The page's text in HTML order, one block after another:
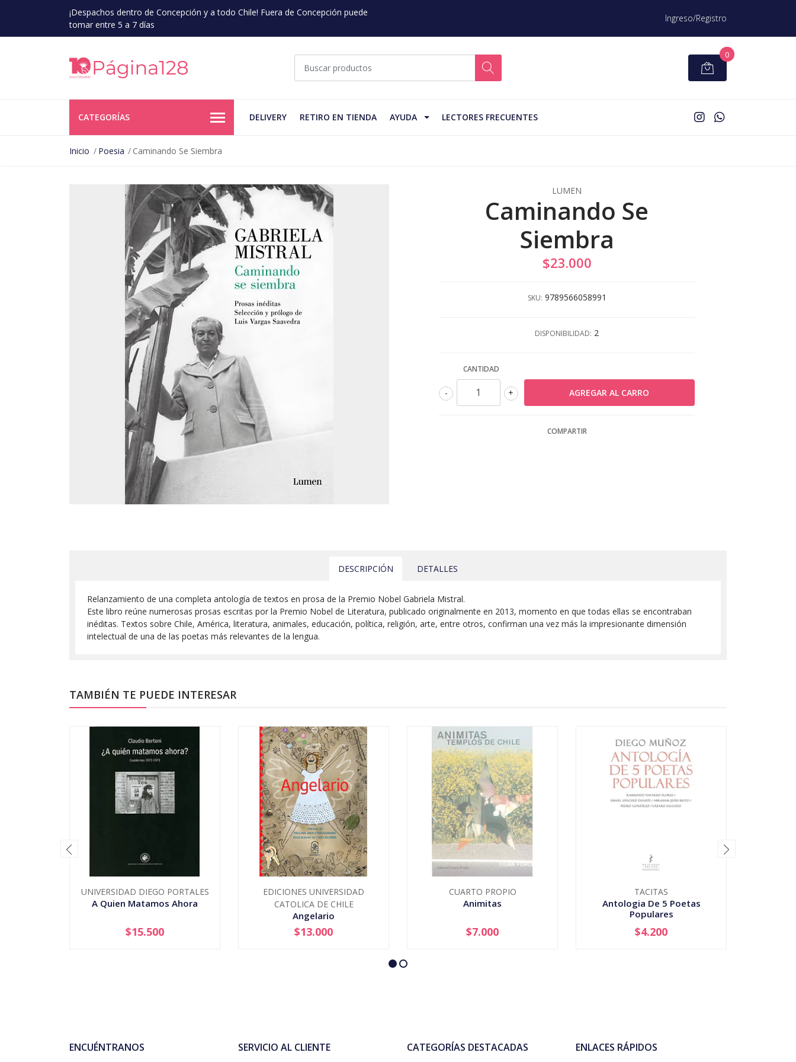
¡Despachos dentro de Concepción y a todo Chile! Fuera de Concepción puede
tomar entre 5 a 7 días
Ingreso/Registro
0
CATEGORÍAS DELIVERY RETIRO EN TIENDA AYUDA LECTORES FRECUENTES
Inicio Poesia Caminando Se Siembra
LUMEN
Caminando Se
Siembra
$23.000
SKU: 9789566058991
DISPONIBILIDAD: 2
CANTIDAD
+
-
COMPARTIR
DESCRIPCIÓN DETALLES
Relanzamiento de una completa antología de textos en prosa de la Premio Nobel Gabriela Mistral.
Este libro reúne numerosas prosas escritas por la Premio Nobel de Literatura, publicado originalmente en 2013, momento en que todas ellas se encontraban
inéditas. Textos sobre Chile, América, literatura, animales, educación, política, religión, arte, entre otros, confirman una vez más la impresionante dimensión
intelectual de una de las poetas más relevantes de la lengua.
TAMBIÉN TE PUEDE INTERESAR
UNIVERSIDAD DIEGO PORTALES
A Quien Matamos Ahora
+
$15.500
EDICIONES UNIVERSIDAD
CATOLICA DE CHILE
Angelario
+
$13.000
CUARTO PROPIO
Animitas
AGOTADO
$7.000
TACITAS
Antologia De 5 Poetas
Populares
AGOTADO
$4.200
ENCUÉNTRANOS SERVICIO AL CLIENTE CATEGORÍAS DESTACADAS ENLACES RÁPIDOS